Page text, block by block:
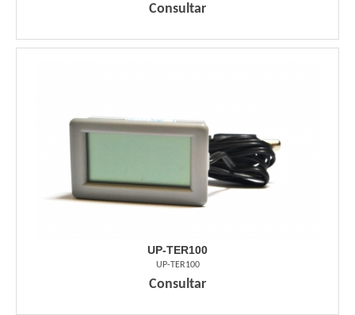
Consultar
UP-TER100
UP-TER100
Consultar